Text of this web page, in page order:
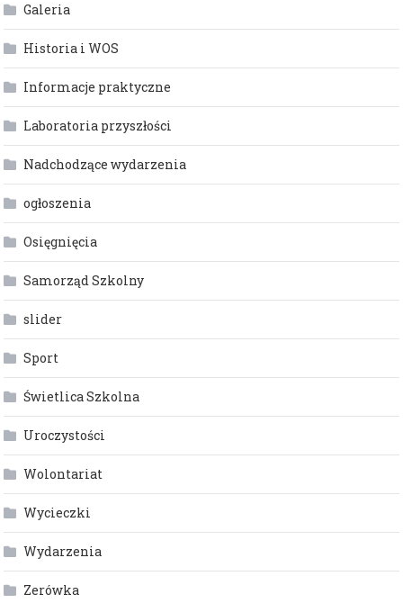
Galeria
Historia i WOS
Informacje praktyczne
Laboratoria przyszłości
Nadchodzące wydarzenia
ogłoszenia
Osięgnięcia
Samorząd Szkolny
slider
Sport
Świetlica Szkolna
Uroczystości
Wolontariat
Wycieczki
Wydarzenia
Zerówka